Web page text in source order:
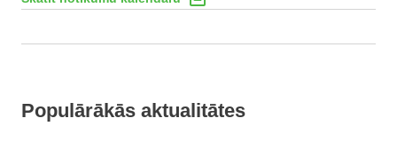
Populārākās aktualitātes